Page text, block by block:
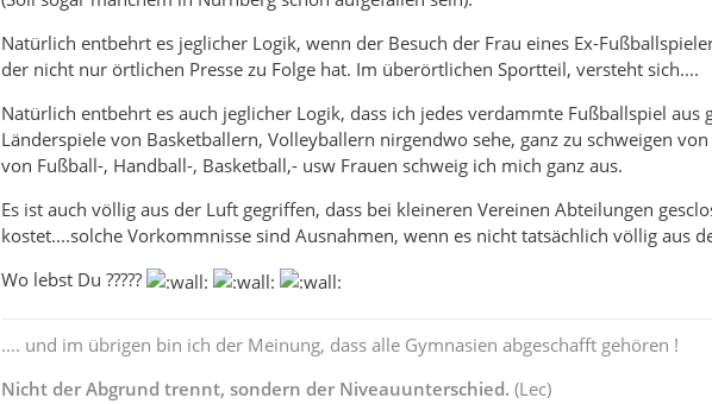
Natürlich entbehrt es jeglicher Logik, wenn der Besuch der Frau eines Ex-
der nicht nur örtlichen Presse zu Folge hat. Im überörtlichen Sportteil, versteht sich....
Natürlich entbehrt es auch jeglicher Logik, dass ich jedes verdammte Fußballspiel
Länderspiele von Basketballern, Volleyballern nirgendwo sehe, ganz zu schweigen
von Fußball-, Handball-, Basketball,- usw Frauen schweig ich mich ganz aus.
Es ist auch völlig aus der Luft gegriffen, dass bei kleineren Vereinen Abteilungen
kostet....solche Vorkommnisse sind Ausnahmen, wenn es nicht tatsächlich völlig aus
Wo lebst Du ?????
.... und im übrigen bin ich der Meinung, dass alle Gymnasien abgeschafft gehören !
Nicht der Abgrund trennt, sondern der Niveauunterschied. (Lec)